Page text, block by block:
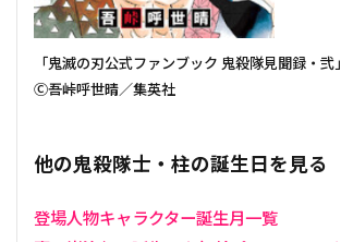
「鬼滅の刃公式ファンブック 鬼殺隊見聞録・弐」
Ⓒ吾峠呼世晴／集英社
他の鬼殺隊士・柱の誕生日を見る
登場人物キャラクター誕生月一覧